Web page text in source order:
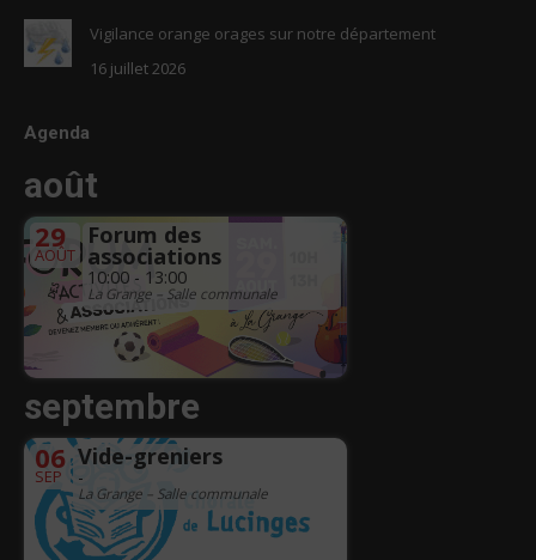
Vigilance orange orages sur notre département
16 juillet 2026
Agenda
août
29
AOÛT
Forum des
associations
10:00 - 13:00
La Grange – Salle communale
septembre
06
SEP
Vide-greniers
-
La Grange – Salle communale